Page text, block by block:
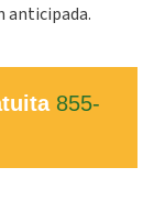
anticipada.
855-